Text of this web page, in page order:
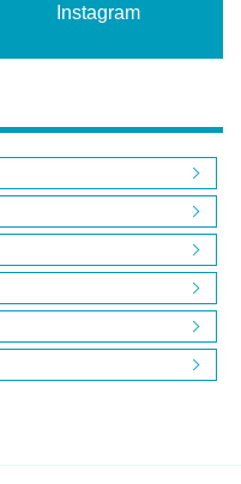
Instagram